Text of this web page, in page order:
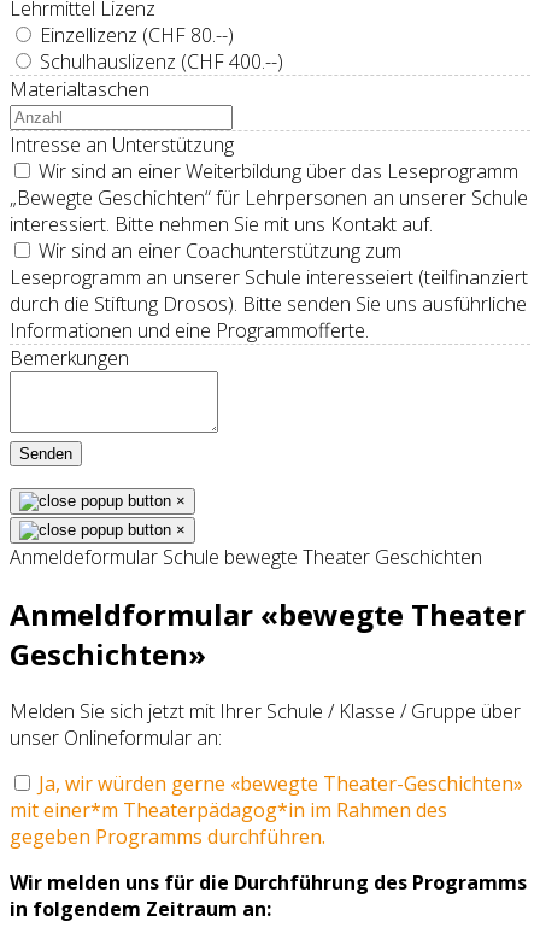
Lehrmittel Lizenz
Einzellizenz (CHF 80.--)
Schulhauslizenz (CHF 400.--)
Materialtaschen
Intresse an Unterstützung
Wir sind an einer Weiterbildung über das Leseprogramm
„Bewegte Geschichten“ für Lehrpersonen an unserer Schule
interessiert. Bitte nehmen Sie mit uns Kontakt auf.
Wir sind an einer Coachunterstützung zum
Leseprogramm an unserer Schule interesseiert (teilfinanziert
durch die Stiftung Drosos). Bitte senden Sie uns ausführliche
Informationen und eine Programmofferte.
Bemerkungen
Senden
×
×
Anmeldeformular Schule bewegte Theater Geschichten
Anmeldformular «bewegte Theater
Geschichten»
Melden Sie sich jetzt mit Ihrer Schule / Klasse / Gruppe über
unser Onlineformular an:
Ja, wir würden gerne «bewegte Theater-Geschichten»
mit einer*m Theaterpädagog*in im Rahmen des
gegeben Programms durchführen.
Wir melden uns für die Durchführung des Programms
in folgendem Zeitraum an: